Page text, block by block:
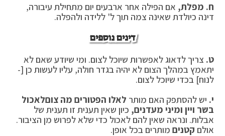
ח. מפלת, אם הפילה אחר ארבעים יום מתחילת עיבורה,
דינה כיולדת שאינה צמה תוך ל' ללידה ולהפלה.
דינים נוספים
ט. צריך לדאוג לאפשרות שיוכל לצום. ומי שיודע שאם לא
יתאמץ במהלך הצום לא יהיה בגדר חולה, עליו לעשות כן [-
לנוח] בכדי שיוכל לצום.
י. יש להסתפק האם מותר לאלו הפטורים מה צוםלאכול
בשר ויין ומיני מעדנים, כיון שאין תענית זו תענית של
אבלות. ונראה שאין להם לאכול כדי שלא לפרוש מן הציבור.
אולם קטנים מותרים בכל אופן.